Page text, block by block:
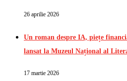
26 aprilie 2026
Un roman despre IA, piețe
lansat la Muzeul Național al
17 martie 2026